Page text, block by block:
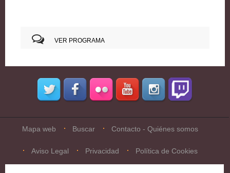
VER PROGRAMA
Mapa web Buscar Contacto - Quiénes somos
Aviso Legal Privacidad Política de Cookies